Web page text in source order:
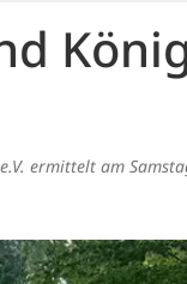
ermittelt am